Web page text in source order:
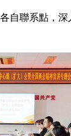
自聯系點，深